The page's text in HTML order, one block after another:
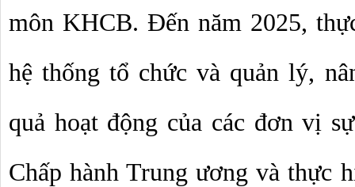
môn KHCB. Đến năm 2025,
hệ thống tổ chức và quản lý,
quả hoạt động của các đơn vị
Chấp hành Trung ương và thực